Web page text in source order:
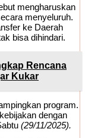
mengharuskan
menyeluruh.
ke Daerah
bisa dihindari.
Rencana
Kukar
program.
dengan
(29/11/2025).